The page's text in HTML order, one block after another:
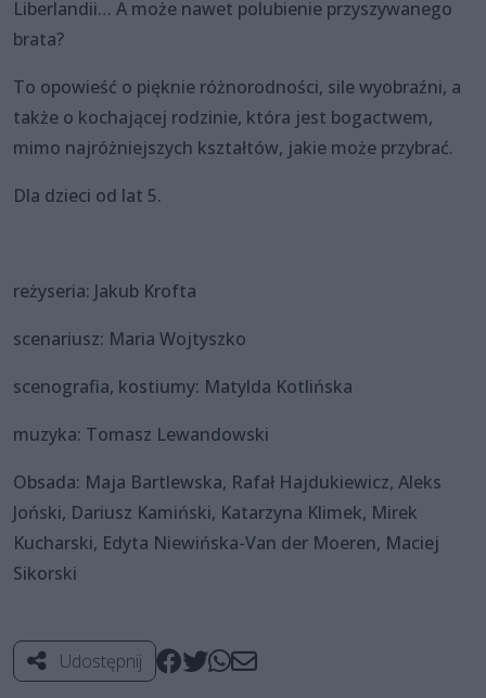
Liberlandii… A może nawet polubienie przyszywanego
brata?
To opowieść o pięknie różnorodności, sile wyobraźni, a
także o kochającej rodzinie, która jest bogactwem,
mimo najróżniejszych kształtów, jakie może przybrać.
Dla dzieci od lat 5.
reżyseria: Jakub Krofta
scenariusz: Maria Wojtyszko
scenografia, kostiumy: Matylda Kotlińska
muzyka: Tomasz Lewandowski
Obsada: Maja Bartlewska, Rafał Hajdukiewicz, Aleks
Joński, Dariusz Kamiński, Katarzyna Klimek, Mirek
Kucharski, Edyta Niewińska-Van der Moeren, Maciej
Sikorski
Udostępnij